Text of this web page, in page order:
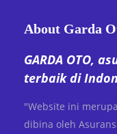
About Garda
GARDA OTO,
terbaik di
"Website ini
dibina oleh